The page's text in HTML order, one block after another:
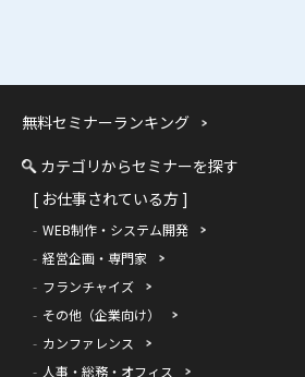
無料セミナーランキング
カテゴリからセミナーを探す
[ お仕事されている方 ]
WEB制作・システム開発
経営企画・専門家
フランチャイズ
その他（企業向け）
カンファレンス
人事・総務・オフィス